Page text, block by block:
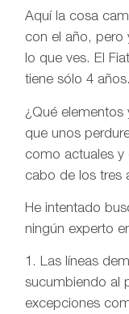
Aquí la cosa
con el año, pero
lo que ves. El
tiene sólo 4 años.
¿Qué elementos
que unos
como actuales y
cabo de los tres
He intentado
ningún experto
1. Las líneas
sucumbiendo al
excepciones